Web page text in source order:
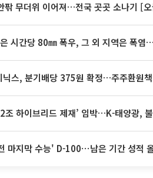
팎 무더위 이어져…전국 곳곳 소나기 [
시간당 80㎜ 폭우, 그 외 지역은 폭염
닉스, 분기배당 375원 확정…주주환원
조 하이브리드 제재’ 임박…K-태양광,
마지막 수능' D-100⋯남은 기간 성적